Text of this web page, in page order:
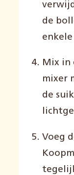
de
Mix in
mixer
de
Voeg